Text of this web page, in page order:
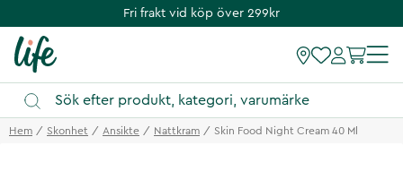
Fri frakt vid köp över 299kr
Hem Skonhet Ansikte Nattkram Skin Food Night Cream 40 Ml